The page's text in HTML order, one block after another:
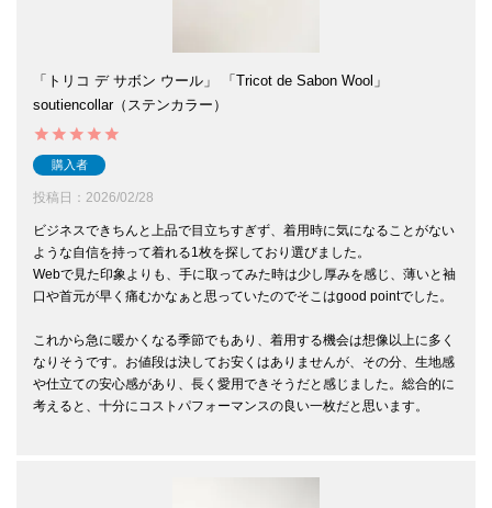
「トリコ デ サボン ウール」 「Tricot de Sabon Wool」
soutiencollar（ステンカラー）
購入者
投稿日 2026/02/28
ビジネスできちんと上品で目立ちすぎず、着用時に気になることがない
ような自信を持って着れる1枚を探しており選びました。
Webで見た印象よりも、手に取ってみた時は少し厚みを感じ、薄いと袖
口や首元が早く痛むかなぁと思っていたのでそこはgood pointでした。
これから急に暖かくなる季節でもあり、着用する機会は想像以上に多く
なりそうです。お値段は決してお安くはありませんが、その分、生地感
や仕立ての安心感があり、長く愛用できそうだと感じました。総合的に
考えると、十分にコストパフォーマンスの良い一枚だと思います。